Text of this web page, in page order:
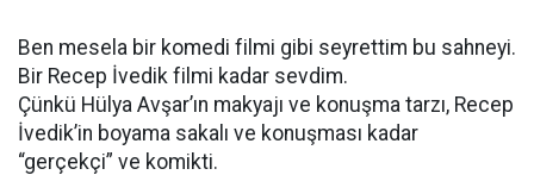
Ben mesela bir komedi filmi gibi seyrettim bu sahneyi.
Bir Recep İvedik filmi kadar sevdim.
Çünkü Hülya Avşar’ın makyajı ve konuşma tarzı, Recep
İvedik’in boyama sakalı ve konuşması kadar
“gerçekçi” ve komikti.